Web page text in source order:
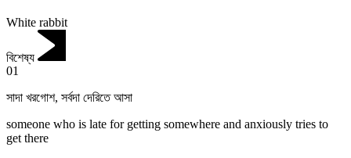
White rabbit
বিশেষ্য
01
সাদা খরগোশ, সর্বদা দেরিতে আসা
someone who is late for getting somewhere and anxiously tries to
get there